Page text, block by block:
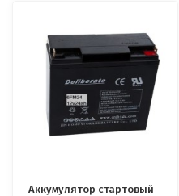
Аккумулятор стартовый